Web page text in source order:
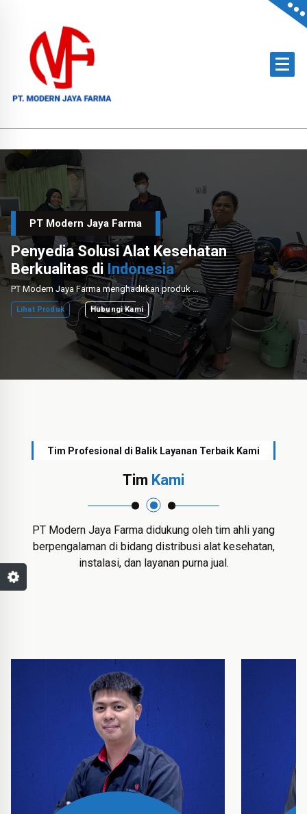
content
PT Modern Jaya Farma
Penyedia Solusi Alat Kesehatan
Berkualitas di Indonesia
PT Modern Jaya Farma menghadirkan produk medis unggulan dengan layanan instalasi dan perawatan profesional untuk mendukung sektor kesehatan nasional.
Lihat Produk Hubungi Kami
Tim Profesional di Balik Layanan Terbaik Kami
Tim Kami
PT Modern Jaya Farma didukung oleh tim ahli yang
berpengalaman di bidang distribusi alat kesehatan,
instalasi, dan layanan purna jual.